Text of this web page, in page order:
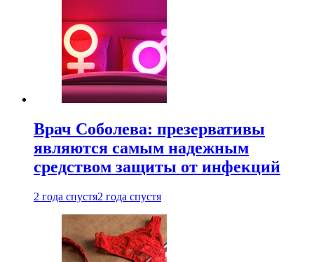
Врач Соболева: презервативы
являются самым надежным
средством защиты от инфекций
2 года спустя2 года спустя